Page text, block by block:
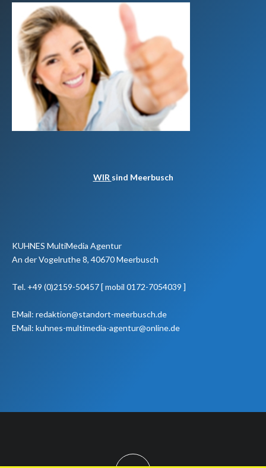
WIR sind Meerbusch
KUHNES MultiMedia Agentur
An der Vogelruthe 8, 40670 Meerbusch
Tel. +49 (0)2159-50457 [ mobil 0172-7054039 ]
EMail: redaktion@standort-meerbusch.de
EMail: kuhnes-multimedia-agentur@online.de